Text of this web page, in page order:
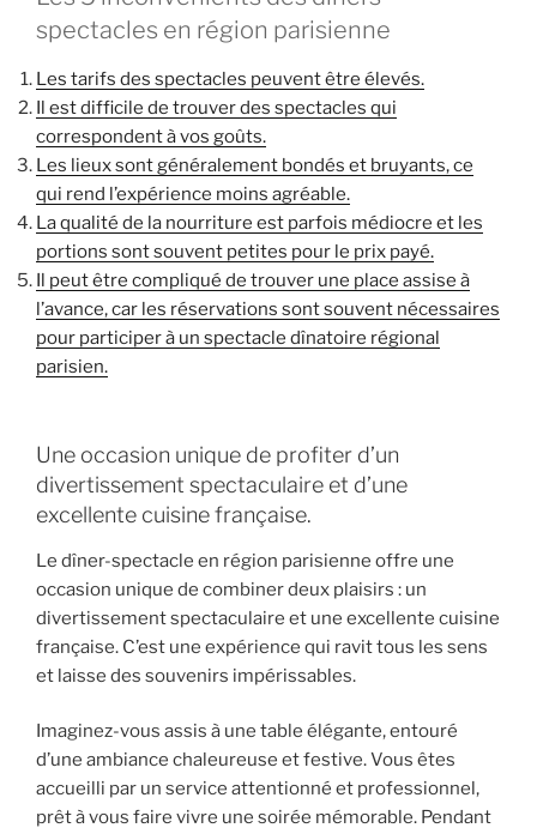
spectacles en région parisienne
Les tarifs des spectacles peuvent être élevés.
Il est difficile de trouver des spectacles qui
correspondent à vos goûts.
Les lieux sont généralement bondés et bruyants, ce
qui rend l’expérience moins agréable.
La qualité de la nourriture est parfois médiocre et les
portions sont souvent petites pour le prix payé.
Il peut être compliqué de trouver une place assise à
l’avance, car les réservations sont souvent nécessaires
pour participer à un spectacle dînatoire régional
parisien.
Une occasion unique de profiter d’un
divertissement spectaculaire et d’une
excellente cuisine française.
Le dîner-spectacle en région parisienne offre une
occasion unique de combiner deux plaisirs : un
divertissement spectaculaire et une excellente cuisine
française. C’est une expérience qui ravit tous les sens
et laisse des souvenirs impérissables.
Imaginez-vous assis à une table élégante, entouré
d’une ambiance chaleureuse et festive. Vous êtes
accueilli par un service attentionné et professionnel,
prêt à vous faire vivre une soirée mémorable. Pendant